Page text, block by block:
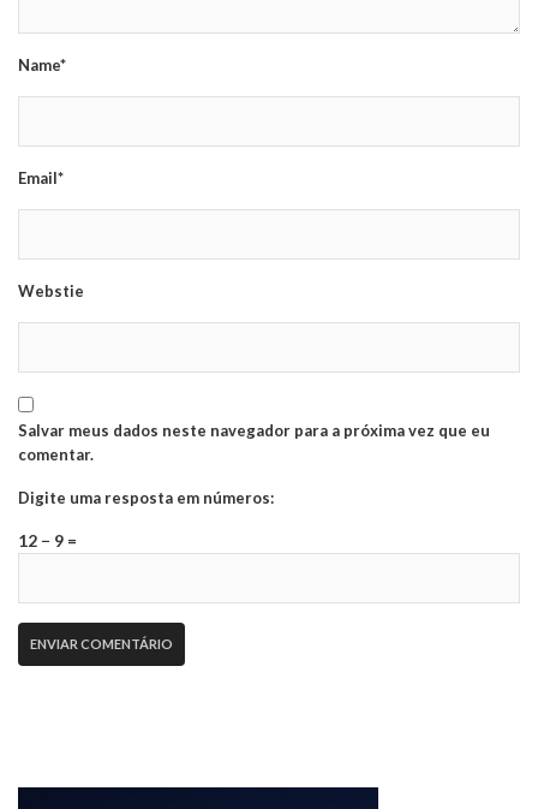
Name*
Email*
Webstie
Salvar meus dados neste navegador para a próxima vez que eu
comentar.
Digite uma resposta em números:
12 − 9 =